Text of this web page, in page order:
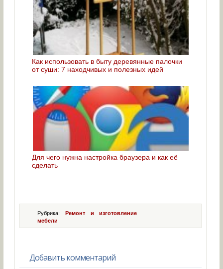
Как использовать в быту деревянные палочки
от суши: 7 находчивых и полезных идей
Для чего нужна настройка браузера и как её
сделать
Рубрика: Ремонт и изготовление
мебели
Добавить комментарий